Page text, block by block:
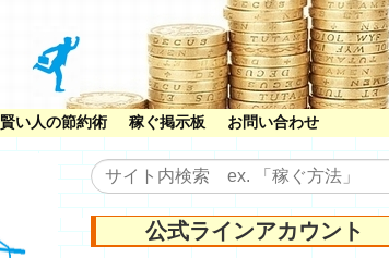
賢い人の節約術 稼ぐ掲示板 お問い合わせ
公式ラインアカウント